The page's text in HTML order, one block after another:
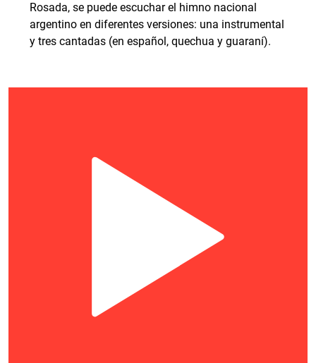
Rosada, se puede escuchar el himno nacional
argentino en diferentes versiones: una instrumental
y tres cantadas (en español, quechua y guaraní).